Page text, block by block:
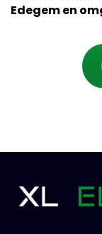
Edegem en